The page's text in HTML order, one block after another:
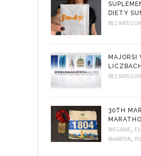
DIETY
BEZ
MAJORSI
LICZBACH
BEZ
30TH
BIEGANIE,
MARATON,